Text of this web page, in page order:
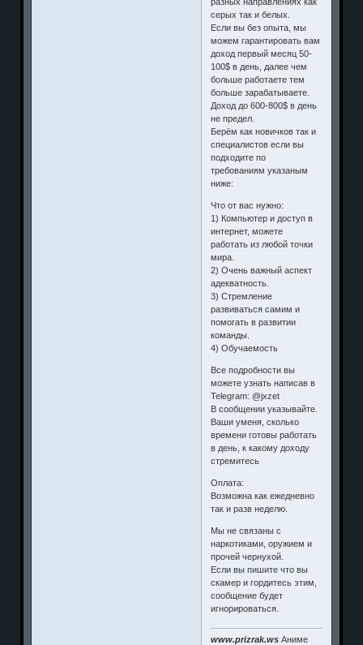
серых так и белых.
Если вы без опыта, мы
можем гарантировать вам
доход первый месяц 50-
100$ в день, далее чем
больше работаете тем
больше зарабатываете.
Доход до 600-800$ в день
не предел.
Берём как новичков так и
специалистов если вы
подходите по
требованиям указаным
ниже:
Что от вас нужно:
1) Компьютер и доступ в
интернет, можете
работать из любой точки
мира.
2) Очень важный аспект
адекватность.
3) Стремление
развиваться самим и
помогать в развитии
команды.
4) Обучаемость
Все подробности вы
можете узнать написав в
Telegram: @jxzet
В сообщении указывайте.
Ваши уменя, сколько
времени готовы работать
в день, к какому доходу
стремитесь
Оплата:
Возможна как ежедневно
так и разв неделю.
Мы не связаны с
наркотиками, оружием и
прочей чернухой.
Если вы пишите что вы
скамер и гордитесь этим,
сообщение будет
игнорироваться.
www.prizrak.ws Аниме